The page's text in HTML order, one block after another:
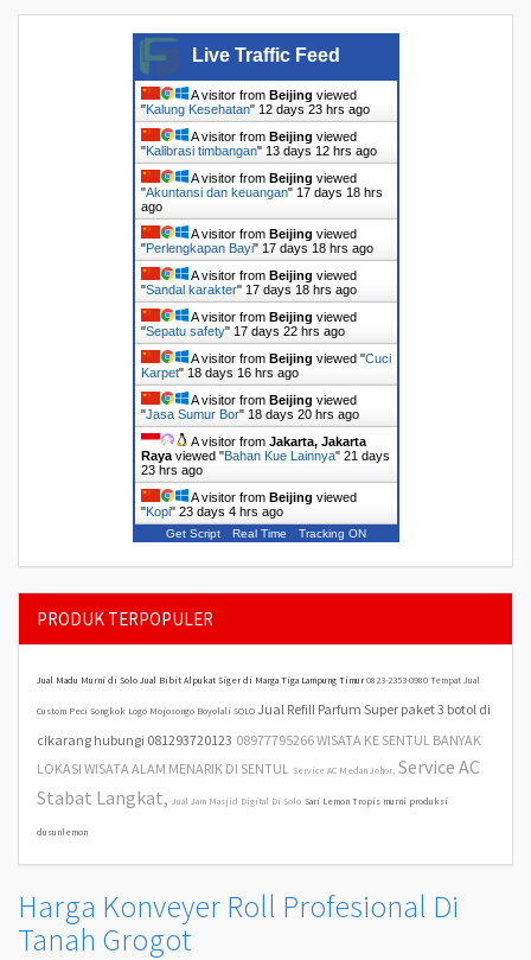
Live Traffic Feed
A visitor from Beijing viewed
"Kalung Kesehatan" 12 days 23 hrs ago
A visitor from Beijing viewed
"Kalibrasi timbangan" 13 days 12 hrs ago
A visitor from Beijing viewed
"Akuntansi dan keuangan" 17 days 18 hrs
ago
A visitor from Beijing viewed
"Perlengkapan Bayi" 17 days 18 hrs ago
A visitor from Beijing viewed
"Sandal karakter" 17 days 18 hrs ago
A visitor from Beijing viewed
"Sepatu safety" 17 days 22 hrs ago
A visitor from Beijing viewed "Cuci
Karpet" 18 days 16 hrs ago
A visitor from Beijing viewed
"Jasa Sumur Bor" 18 days 20 hrs ago
A visitor from Jakarta, Jakarta
Rayaviewed "Bahan Kue Lainnya" 21 days
23 hrs ago
A visitor from Beijing viewed
"Kopi" 23 days 4 hrs ago
Get Script Real Time Tracking ON
PRODUK TERPOPULER
Jual Madu Murni di Solo Jual Bibit Alpukat Siger di Marga Tiga Lampung Timur0823-2353-0980 Tempat Jual
Custom Peci Songkok Logo Mojosongo Boyolali SOLO Jual Refill Parfum Super paket 3 botol di
cikarang hubungi 081293720123 08977795266 WISATA KE SENTUL BANYAK
LOKASI WISATA ALAM MENARIK DI SENTUL
Service AC Medan Johor, Service AC
Stabat Langkat, Jual Jam Masjid Digital Di Solo Sari Lemon Tropis murni produksi
dusunlemon
Harga Konveyer Roll Profesional Di
Tanah Grogot